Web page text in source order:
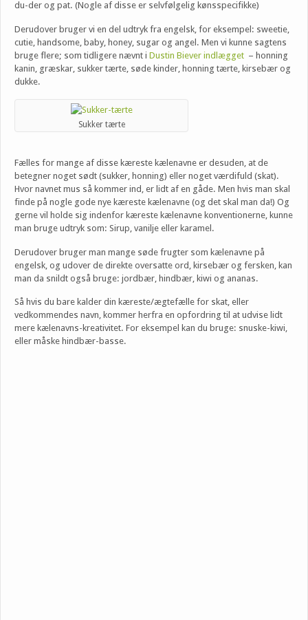
du-der og pat. (Nogle af disse er selvfølgelig kønsspecifikke)
Derudover bruger vi en del udtryk fra engelsk, for eksempel: sweetie,
cutie, handsome, baby, honey, sugar og angel. Men vi kunne sagtens
bruge flere; som tidligere nævnt i Dustin Biever indlægget – honning
kanin, græskar, sukker tærte, søde kinder, honning tærte, kirsebær og
dukke.
Sukker tærte
Fælles for mange af disse kæreste kælenavne er desuden, at de
betegner noget sødt (sukker, honning) eller noget værdifuld (skat).
Hvor navnet mus så kommer ind, er lidt af en gåde. Men hvis man skal
finde på nogle gode nye kæreste kælenavne (og det skal man da!) Og
gerne vil holde sig indenfor kæreste kælenavne konventionerne, kunne
man bruge udtryk som: Sirup, vanilje eller karamel.
Derudover bruger man mange søde frugter som kælenavne på
engelsk, og udover de direkte oversatte ord, kirsebær og fersken, kan
man da snildt også bruge: jordbær, hindbær, kiwi og ananas.
Så hvis du bare kalder din kæreste/ægtefælle for skat, eller
vedkommendes navn, kommer herfra en opfordring til at udvise lidt
mere kælenavns-kreativitet. For eksempel kan du bruge: snuske-kiwi,
eller måske hindbær-basse.